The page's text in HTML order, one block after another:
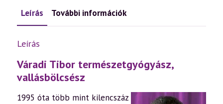
Leírás További információk
Leírás
Váradi Tibor természetgyógyász,
vallásbölcsész
1995 óta több mint kilencszáz